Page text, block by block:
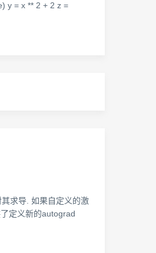
y = x ** 2 + 2 z =
求导. 如果自定义的激
定义新的autograd